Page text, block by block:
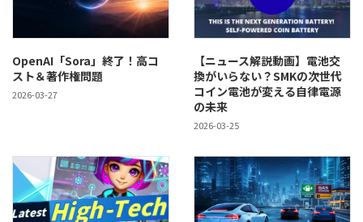
OpenAI「Sora」終了！高コ
スト＆著作権問題
2026-03-27
【ニュース解説動画】電池交
換がいらない？SMKの次世代
コイン電池が変える自律電源
の未来
2026-03-25